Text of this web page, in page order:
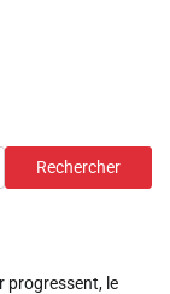
Rechercher
progressent, le